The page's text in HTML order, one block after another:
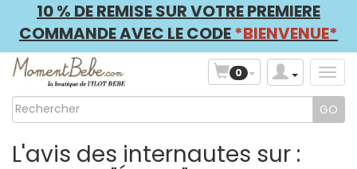
10 % DE REMISE SUR VOTRE PREMIERE
COMMANDE AVEC LE CODE*BIENVENUE*
0
L'avis des internautes sur :